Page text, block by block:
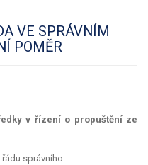
VE SPRÁVNÍM
POMĚR
v řízení o propuštění ze
správního